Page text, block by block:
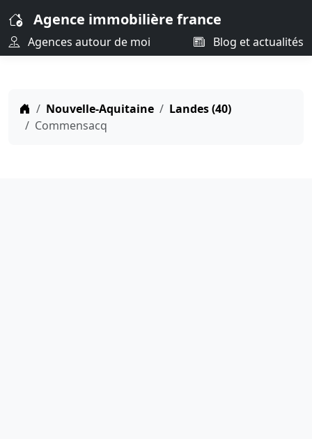
Agence immobilière france
Agences autour de moi Blog et actualités
Nouvelle-Aquitaine
Landes (40)
Commensacq